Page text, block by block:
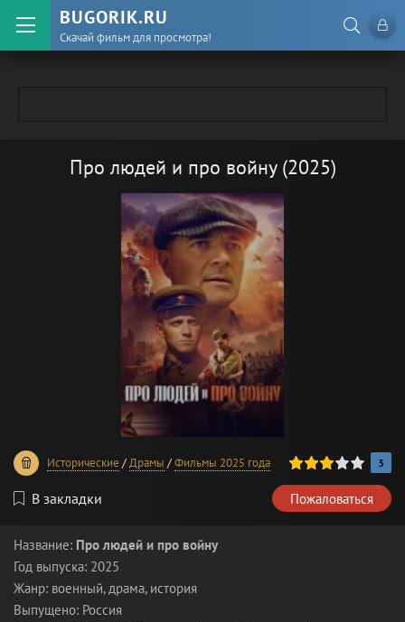
BUGORIK.RU
Скачай фильм для просмотра!
Про людей и про войну (2025)
Исторические /Драмы /Фильмы 2025 года
60 1 2 3 4 5 3
В закладки Пожаловаться
Название: Про людей и про войну
Год выпуска: 2025
Жанр: военный, драма, история
Выпущено: Россия